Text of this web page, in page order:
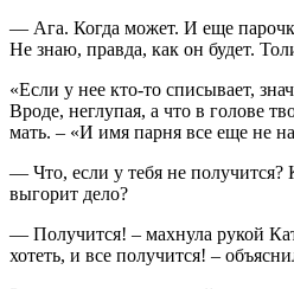
— Ага. Когда может. И еще
Не знаю, правда, как он будет.
«Если у нее кто-то списывает,
Вроде, неглупая, а что в голове
мать. – «И имя парня все еще не
— Что, если у тебя не
выгорит дело?
— Получится! – махнула рукой
хотеть, и все получится! –